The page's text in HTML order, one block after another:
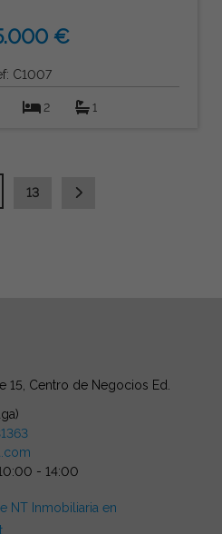
€
C1007
2 1
13
15, Centro de Negocios Ed.
- 14:00